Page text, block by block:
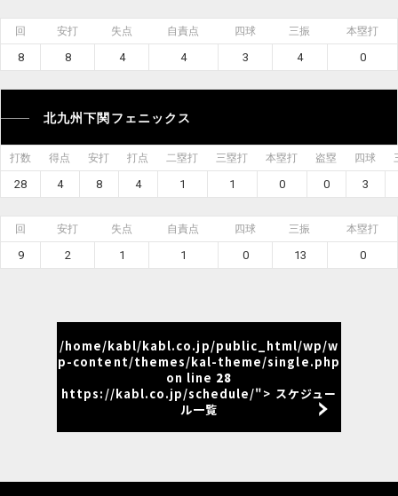
回 安打 失点 自責点 四球 三振 本塁打
8 8 4 4 3 4 0
北九州下関フェニックス
打数 得点 安打 打点 二塁打 三塁打 本塁打 盗塁 四球
28 4 8 4 1 1 0 0 3
回 安打 失点 自責点 四球 三振 本塁打
9 2 1 1 0 13 0
/home/kabl/kabl.co.jp/public_html/wp/w
p-content/themes/kal-theme/single.php
on line 28
https://kabl.co.jp/schedule/"> スケジュー
ル一覧